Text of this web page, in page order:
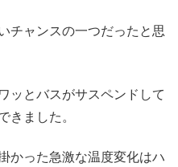
チャンスの一つだったと思
ッとバスがサスペンドして
ました。
かった急激な温度変化はハ